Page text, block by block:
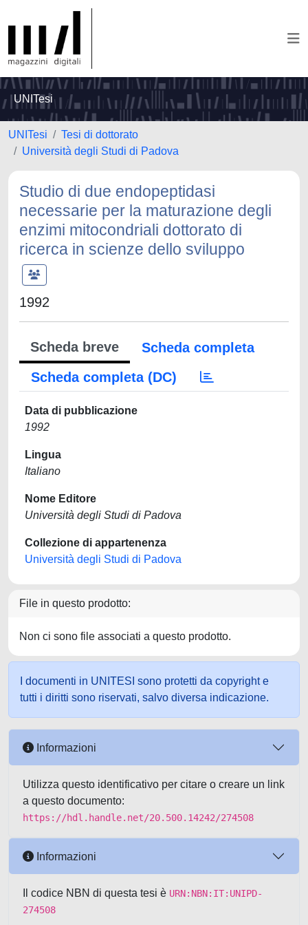
UNITesi
UNITesi
Tesi di dottorato
Università degli Studi di Padova
Studio di due endopeptidasi
necessarie per la maturazione degli
enzimi mitocondriali dottorato di
ricerca in scienze dello sviluppo
1992
Scheda breve
Scheda completa
Scheda completa (DC)
Data di pubblicazione
1992
Lingua
Italiano
Nome Editore
Università degli Studi di Padova
Collezione di appartenenza
Università degli Studi di Padova
File in questo prodotto:
Non ci sono file associati a questo prodotto.
I documenti in UNITESI sono protetti da copyright e
tutti i diritti sono riservati, salvo diversa indicazione.
Informazioni
Utilizza questo identificativo per citare o creare un link
a questo documento:
https://hdl.handle.net/20.500.14242/274508
Informazioni
Il codice NBN di questa tesi è URN:NBN:IT:UNIPD-
274508